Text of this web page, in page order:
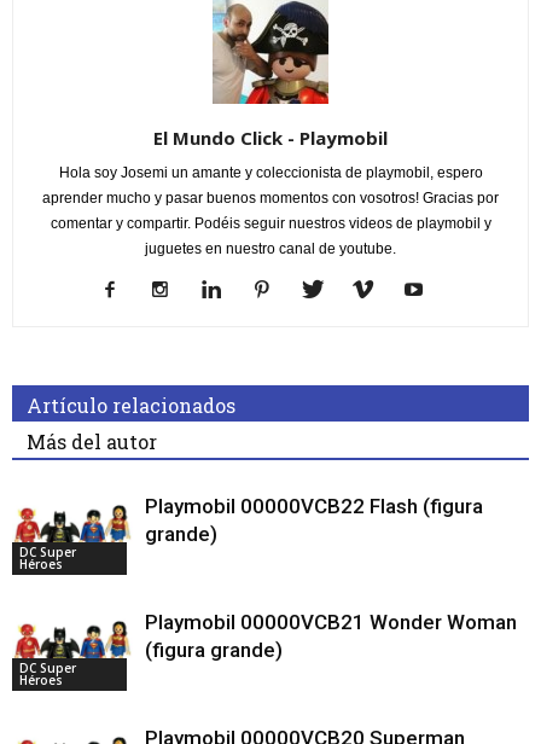
El Mundo Click - Playmobil
Hola soy Josemi un amante y coleccionista de playmobil, espero
aprender mucho y pasar buenos momentos con vosotros! Gracias por
comentar y compartir. Podéis seguir nuestros videos de playmobil y
juguetes en nuestro canal de youtube.
Artículo relacionados
Más del autor
DC Super
Héroes
Playmobil 00000VCB22 Flash (figura
grande)
DC Super
Héroes
Playmobil 00000VCB21 Wonder Woman
(figura grande)
Playmobil 00000VCB20 Superman